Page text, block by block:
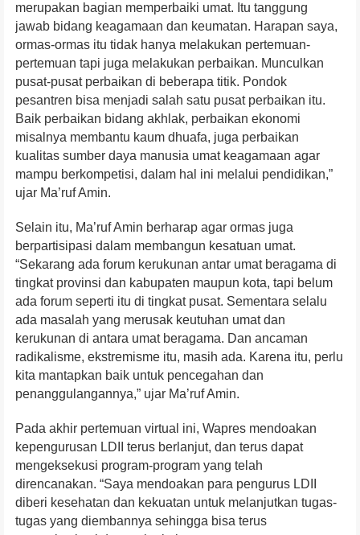
merupakan bagian memperbaiki umat. Itu tanggung
jawab bidang keagamaan dan keumatan. Harapan saya,
ormas-ormas itu tidak hanya melakukan pertemuan-
pertemuan tapi juga melakukan perbaikan. Munculkan
pusat-pusat perbaikan di beberapa titik. Pondok
pesantren bisa menjadi salah satu pusat perbaikan itu.
Baik perbaikan bidang akhlak, perbaikan ekonomi
misalnya membantu kaum dhuafa, juga perbaikan
kualitas sumber daya manusia umat keagamaan agar
mampu berkompetisi, dalam hal ini melalui pendidikan,”
ujar Ma’ruf Amin.
Selain itu, Ma’ruf Amin berharap agar ormas juga
berpartisipasi dalam membangun kesatuan umat.
“Sekarang ada forum kerukunan antar umat beragama di
tingkat provinsi dan kabupaten maupun kota, tapi belum
ada forum seperti itu di tingkat pusat. Sementara selalu
ada masalah yang merusak keutuhan umat dan
kerukunan di antara umat beragama. Dan ancaman
radikalisme, ekstremisme itu, masih ada. Karena itu, perlu
kita mantapkan baik untuk pencegahan dan
penanggulangannya,” ujar Ma’ruf Amin.
Pada akhir pertemuan virtual ini, Wapres mendoakan
kepengurusan LDII terus berlanjut, dan terus dapat
mengeksekusi program-program yang telah
direncanakan. “Saya mendoakan para pengurus LDII
diberi kesehatan dan kekuatan untuk melanjutkan tugas-
tugas yang diembannya sehingga bisa terus